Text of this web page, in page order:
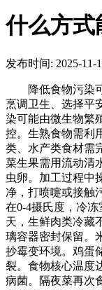
什么方式
发布时间: 2025-
降低食物污染可
烹调卫生、选择平
染可能由微生物繁
控。生熟食物需利
类、水产类食材需
菜生果需用流动清
虫卵。加工过程中
净，打喷嚏或接触
在0-4摄氏度，冷
天，生鲜肉类冷藏
璃容器密封保留。
抄霉变环境。鸡蛋
裂。食物核心温度
病菌。隔夜菜再次